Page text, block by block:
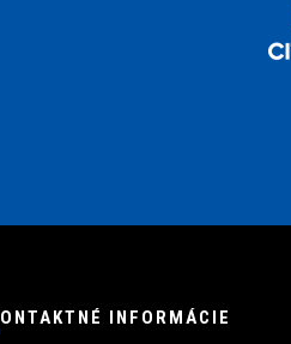
KONTAKTNÉ INFORMÁCIE